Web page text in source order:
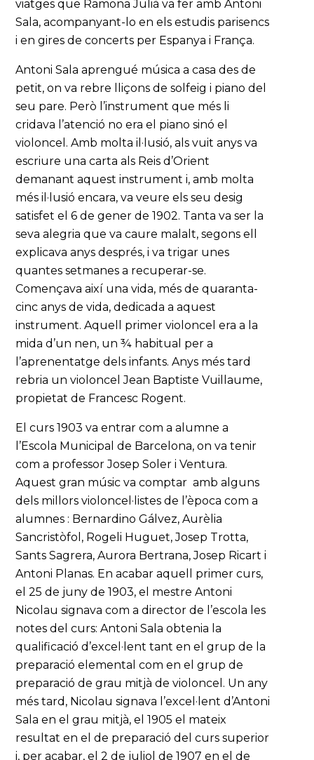
viatges que Ramona Julià va fer amb Antoni
Sala, acompanyant-lo en els estudis parisencs
i en gires de concerts per Espanya i França.
Antoni Sala aprengué música a casa des de
petit, on va rebre lliçons de solfeig i piano del
seu pare. Però l’instrument que més li
cridava l’atenció no era el piano sinó el
violoncel. Amb molta il·lusió, als vuit anys va
escriure una carta als Reis d’Orient
demanant aquest instrument i, amb molta
més il·lusió encara, va veure els seu desig
satisfet el 6 de gener de 1902. Tanta va ser la
seva alegria que va caure malalt, segons ell
explicava anys després, i va trigar unes
quantes setmanes a recuperar-se.
Començava així una vida, més de quaranta-
cinc anys de vida, dedicada a aquest
instrument. Aquell primer violoncel era a la
mida d’un nen, un ¾ habitual per a
l’aprenentatge dels infants. Anys més tard
rebria un violoncel Jean Baptiste Vuillaume,
propietat de Francesc Rogent.
El curs 1903 va entrar com a alumne a
l’Escola Municipal de Barcelona, on va tenir
com a professor Josep Soler i Ventura.
Aquest gran músic va comptar amb alguns
dels millors violoncel·listes de l’època com a
alumnes : Bernardino Gálvez, Aurèlia
Sancristòfol, Rogeli Huguet, Josep Trotta,
Sants Sagrera, Aurora Bertrana, Josep Ricart i
Antoni Planas. En acabar aquell primer curs,
el 25 de juny de 1903, el mestre Antoni
Nicolau signava com a director de l’escola les
notes del curs: Antoni Sala obtenia la
qualificació d’excel·lent tant en el grup de la
preparació elemental com en el grup de
preparació de grau mitjà de violoncel. Un any
més tard, Nicolau signava l’excel·lent d’Antoni
Sala en el grau mitjà, el 1905 el mateix
resultat en el de preparació del curs superior
i, per acabar, el 2 de juliol de 1907 en el de